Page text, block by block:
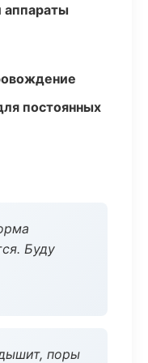
постоянных
Буду
поры